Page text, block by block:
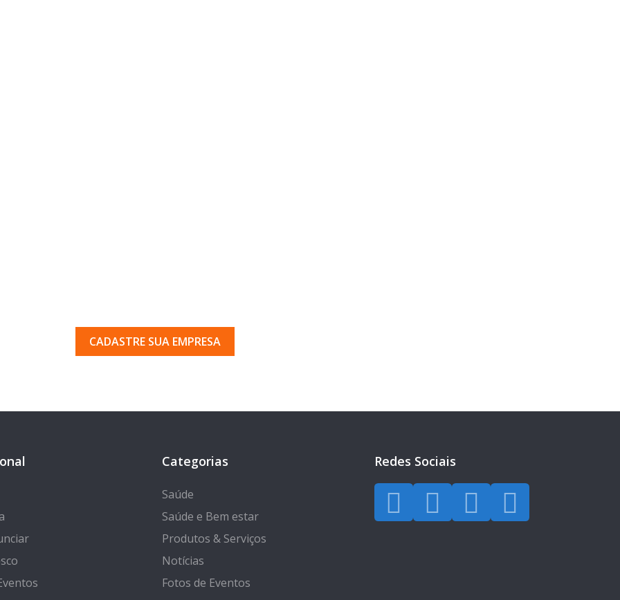
CADASTRE SUA EMPRESA
Categorias
Saúde
Saúde e Bem estar
Produtos & Serviços
Notícias
Fotos de Eventos
Redes Sociais